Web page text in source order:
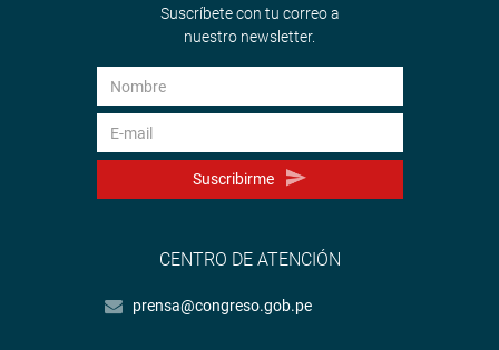
Suscríbete con tu correo a
nuestro newsletter.
Suscribirme
CENTRO DE ATENCIÓN
prensa@congreso.gob.pe